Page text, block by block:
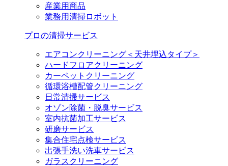
産業用商品
業務用清掃ロボット
プロの清掃サービス
エアコンクリーニング＜天井埋込タイプ＞
ハードフロアクリーニング
カーペットクリーニング
循環浴槽配管クリーニング
日常清掃サービス
オゾン除菌・脱臭サービス
室内抗菌加工サービス
研磨サービス
集合住宅点検サービス
出張手洗い洗車サービス
ガラスクリーニング